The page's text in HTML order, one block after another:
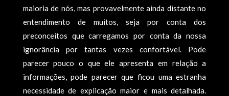
maioria de nós, mas provavelmente ainda distante no
entendimento de muitos, seja por conta dos
preconceitos que carregamos por conta da nossa
ignorância por tantas vezes confortável. Pode
parecer pouco o que ele apresenta em relação a
informações, pode parecer que ficou uma estranha
necessidade de explicação maior e mais detalhada.